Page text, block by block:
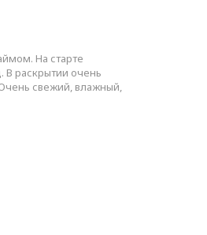
На старте
В раскрытии очень
свежий, влажный,